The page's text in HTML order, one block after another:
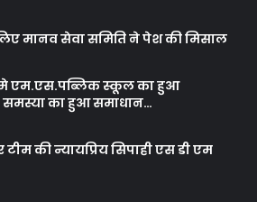
मानव सेवा समिति ने पेश की मिसाल
मे एम.एस.पब्लिक स्कूल का हुआ
समस्या का हुआ समाधान…
की न्यायप्रिय सिपाही एस डी एम